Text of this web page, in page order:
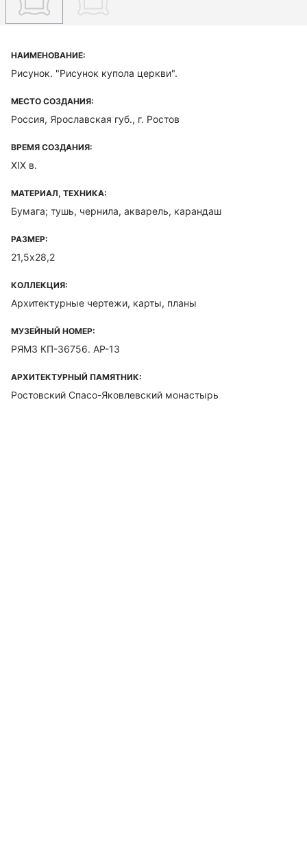
НАИМЕНОВАНИЕ:
Рисунок. "Рисунок купола церкви".
МЕСТО СОЗДАНИЯ:
Россия, Ярославская губ., г. Ростов
ВРЕМЯ СОЗДАНИЯ:
XIX в.
МАТЕРИАЛ, ТЕХНИКА:
Бумага; тушь, чернила, акварель, карандаш
РАЗМЕР:
21,5х28,2
КОЛЛЕКЦИЯ:
Архитектурные чертежи, карты, планы
МУЗЕЙНЫЙ НОМЕР:
РЯМЗ КП-36756. АР-13
АРХИТЕКТУРНЫЙ ПАМЯТНИК:
Ростовский Спасо-Яковлевский монастырь